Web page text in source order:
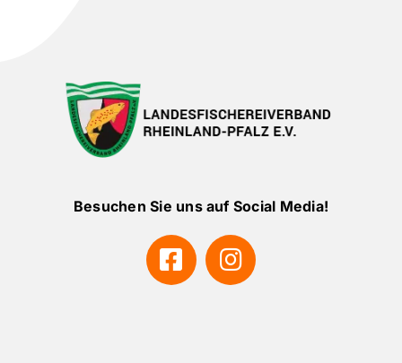
Besuchen Sie uns auf Social Media!